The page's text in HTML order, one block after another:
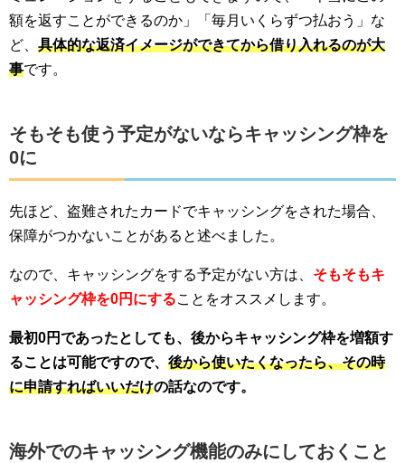
額を返すことができるのか」「毎月いくらずつ払おう」な
ど、 具体的な返済イメージができてから借り入れるのが大
事です。
そもそも使う予定がないならキャッシング枠を
0に
先ほど、盗難されたカードでキャッシングをされた場合、
保障がつかないことがあると述べました。
なので、キャッシングをする予定がない方は、 そもそもキ
ャッシング枠を0円にすることをオススメします。
最初0円であったとしても、後からキャッシング枠を増額す
ることは可能ですので、 後から使いたくなったら、その時
に申請すればいいだけの話なのです。
海外でのキャッシング機能のみにしておくこと